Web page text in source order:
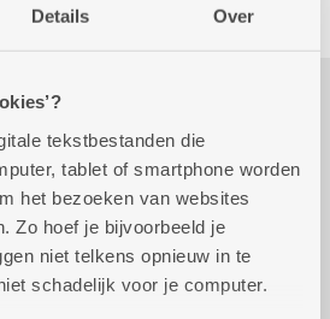
Details Over
tekstbestanden die
tablet of smartphone worden
het bezoeken van websites
Zo hoef je bijvoorbeeld je
niet telkens opnieuw in te
schadelijk voor je computer.
tot 31
14.00 uur tot
16.00 uur